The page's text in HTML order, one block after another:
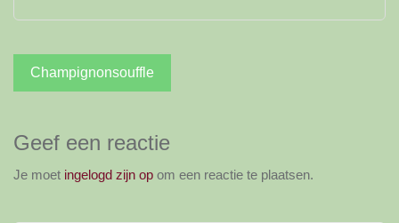
Bericht
navigatie
Champignonsouffle
Geef een reactie
Je moet ingelogd zijn op om een reactie te plaatsen.